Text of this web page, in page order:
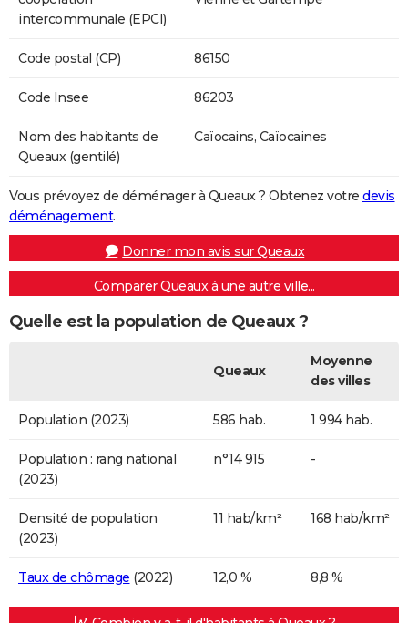
intercommunale (EPCI)
Code postal (CP) 86150
Code Insee 86203
Nom des habitants de
Queaux (gentilé)
Caïocains, Caïocaines
Vous prévoyez de déménager à Queaux ? Obtenez votre devis
déménagement.
Donner mon avis sur Queaux
Comparer Queaux à une autre ville...
Quelle est la population de Queaux ?
Queaux
Moyenne
des villes
Population (2023) 586 hab. 1 994 hab.
Population : rang national
(2023)
n°14 915 -
Densité de population
(2023)
11 hab/km² 168 hab/km²
Taux de chômage (2022) 12,0 % 8,8 %